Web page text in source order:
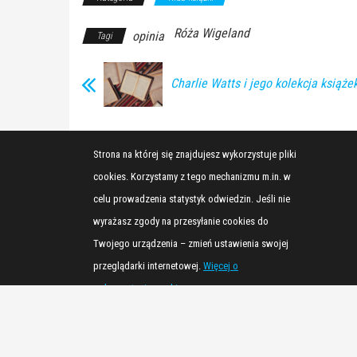
Tagi opinia Róża Wigeland
Charlie Watts i jego kolekcja
Strona na której się znajdujesz wykorzystuje pliki
cookies. Korzystamy z tego mechanizmu m.in. w
celu prowadzenia statystyk odwiedzin. Jeśli nie
wyrażasz zgody na przesyłanie cookies do
Twojego urządzenia – zmień ustawienia swojej
przeglądarki internetowej. Więcej o
wykorzystaniu cookies…